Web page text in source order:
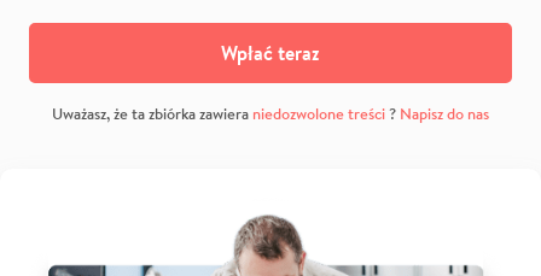
Wpłać teraz
Uważasz, że ta zbiórka zawiera niedozwolone treści? Napisz do nas